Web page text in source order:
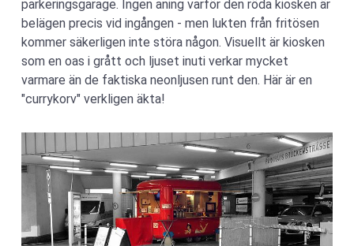
parkeringsgarage. Ingen aning varför den röda kiosken är
belägen precis vid ingången - men lukten från fritösen
kommer säkerligen inte störa någon. Visuellt är kiosken
som en oas i grått och ljuset inuti verkar mycket
varmare än de faktiska neonljusen runt den. Här är en
"currykorv" verkligen äkta!